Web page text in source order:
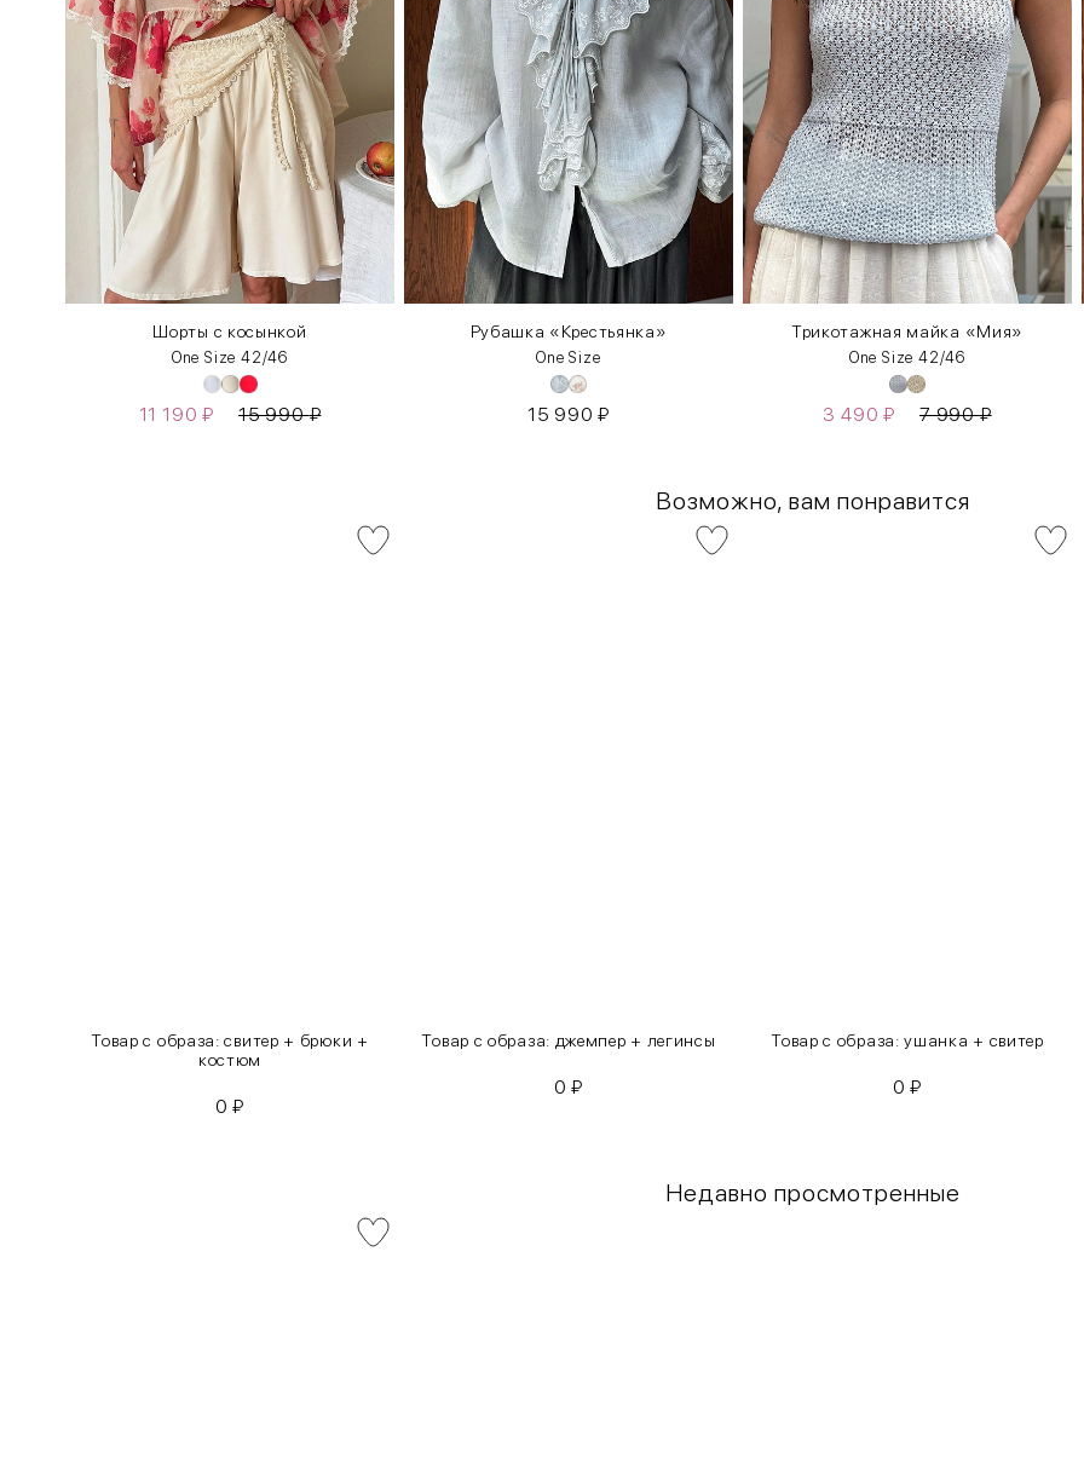
Шорты с косынкой
One Size 42/46
11 190₽ 15 990₽
Рубашка «Крестьянка»
One Size
15 990₽
Трикотажная майка «Мия»
One Size 42/46
3 490₽ 7 990₽
Возможно, вам понравится
Товар с образа: свитер + брюки +
костюм
0₽
Товар с образа: джемпер + легинсы
0₽
Товар с образа: ушанка + свитер
0₽
Недавно просмотренные